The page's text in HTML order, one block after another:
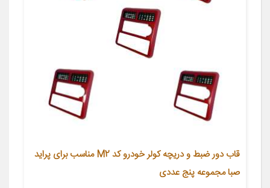
قاب دور ضبط و دریچه کولر خودرو کد M2 مناسب برای پراید
صبا مجموعه پنج عددی